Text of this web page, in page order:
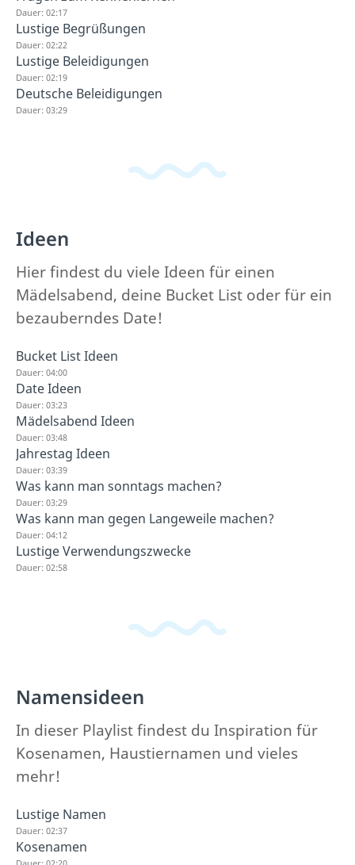
Dauer: 02:17
Lustige Begrüßungen
Dauer: 02:22
Lustige Beleidigungen
Dauer: 02:19
Deutsche Beleidigungen
Dauer: 03:29
Ideen
Hier findest du viele Ideen für einen
Mädelsabend, deine Bucket List oder für ein
bezauberndes Date!
Bucket List Ideen
Dauer: 04:00
Date Ideen
Dauer: 03:23
Mädelsabend Ideen
Dauer: 03:48
Jahrestag Ideen
Dauer: 03:39
Was kann man sonntags machen?
Dauer: 03:29
Was kann man gegen Langeweile machen?
Dauer: 04:12
Lustige Verwendungszwecke
Dauer: 02:58
Namensideen
In dieser Playlist findest du Inspiration für
Kosenamen, Haustiernamen und vieles
mehr!
Lustige Namen
Dauer: 02:37
Kosenamen
Dauer: 02:20